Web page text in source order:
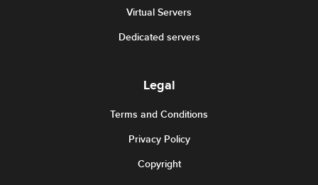
Virtual Servers
Dedicated servers
Legal
Terms and Conditions
Privacy Policy
Copyright